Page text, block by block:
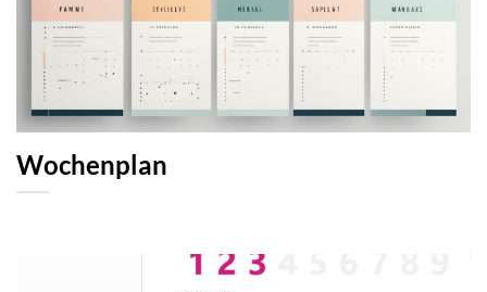
Wochenplan